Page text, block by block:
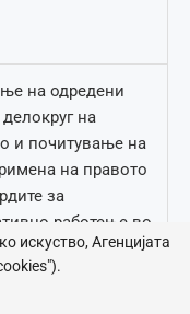
на одредени
на
и почитување на
на правото
за
работење во
на
во
искуство, Агенцијата